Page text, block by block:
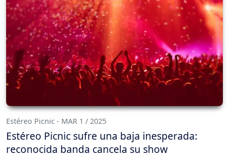
Estéreo Picnic - MAR 1 / 2025
Estéreo Picnic sufre una baja inesperada:
reconocida banda cancela su show